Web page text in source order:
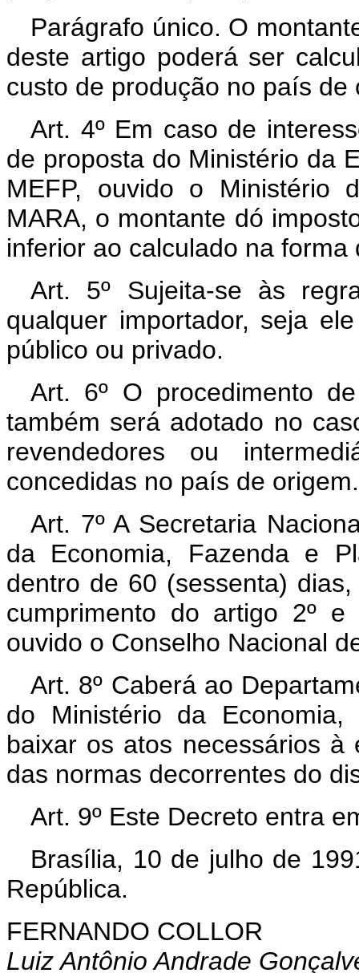
Parágrafo único. O
deste artigo poderá ser
custo de produção no país de
Art. 4º Em caso de
de proposta do Ministério da
MEFP, ouvido o Ministério
MARA, o montante dó
inferior ao calculado na forma
Art. 5º Sujeita-se às
qualquer importador, seja
público ou privado.
Art. 6º O procedimento
também será adotado no
revendedores ou
concedidas no país de origem.
Art. 7º A Secretaria
da Economia, Fazenda e
dentro de 60 (sessenta)
cumprimento do artigo 2º e
ouvido o Conselho Nacional
Art. 8º Caberá ao
do Ministério da
baixar os atos necessários à
das normas decorrentes do
Art. 9º Este Decreto entra
Brasília, 10 de julho de
República.
FERNANDO COLLOR
Luiz Antônio Andrade